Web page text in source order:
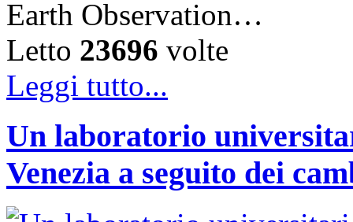
Earth Observation…
Letto 23696 volte
Leggi tutto...
Un laboratorio
Venezia a seguito dei